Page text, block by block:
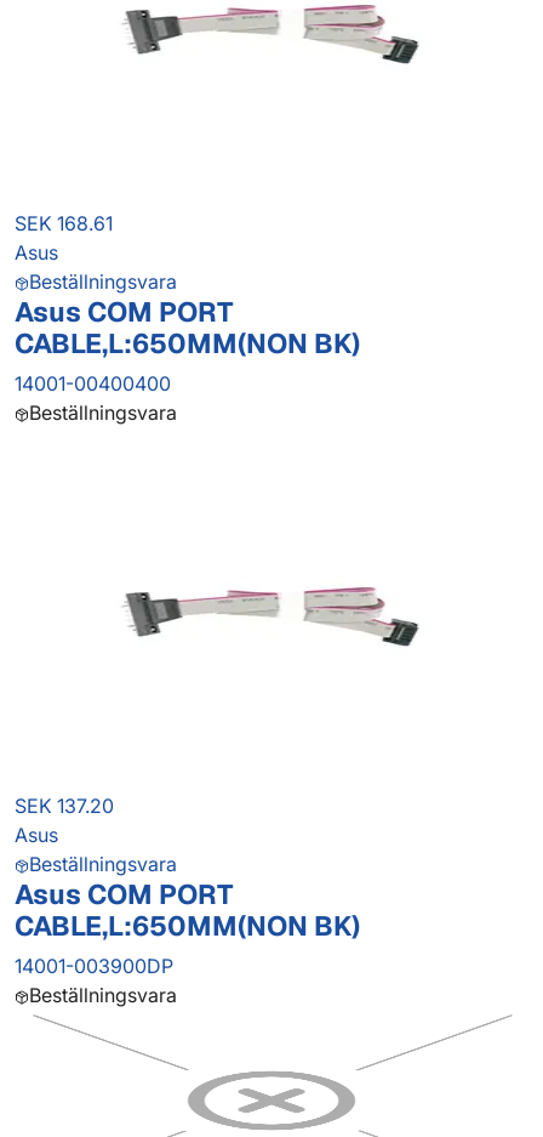
SEK 168.61
Asus
Beställningsvara
Asus COM PORT
CABLE,L:650MM(NON BK)
14001-00400400
Beställningsvara
SEK 137.20
Asus
Beställningsvara
Asus COM PORT
CABLE,L:650MM(NON BK)
14001-003900DP
Beställningsvara